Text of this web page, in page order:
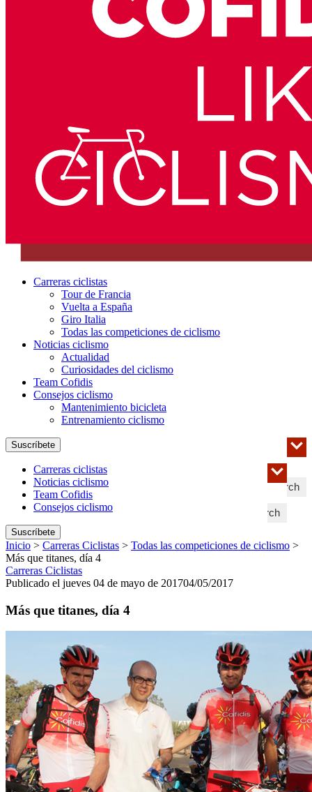
Carreras ciclistas
Tour de Francia
Vuelta a España
Giro Italia
Todas las competiciones de ciclismo
Noticias ciclismo
Actualidad
Curiosidades del ciclismo
Team Cofidis
Consejos ciclismo
Mantenimiento bicicleta
Entrenamiento ciclismo
Search
Suscríbete
Search
Carreras ciclistas
Noticias ciclismo
Team Cofidis
Consejos ciclismo
Suscríbete
Inicio > Carreras Ciclistas > Todas las competiciones de ciclismo >
Más que titanes, día 4
Carreras Ciclistas
Publicado el jueves 04 de mayo de 201704/05/2017
Más que titanes, día 4